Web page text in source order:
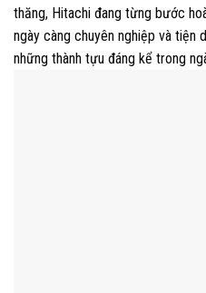
thăng, Hitachi đang từng bước
ngày càng chuyên nghiệp và
những thành tựu đáng kể trong